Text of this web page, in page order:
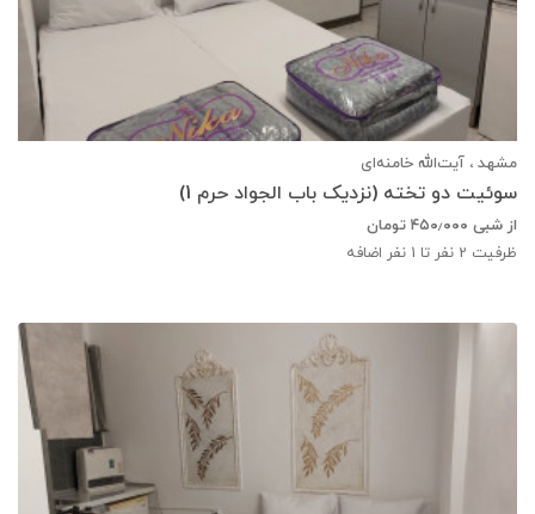
مشهد ، آیت‌الله خامنه‌ای
سوئیت دو تخته (نزدیک باب الجواد حرم 1)
از شبی ۴۵۰٫۰۰۰ تومان
ظرفیت 2 نفر تا 1 نفر اضافه